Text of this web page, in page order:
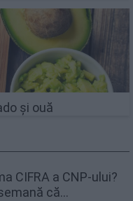
și ouă
CIFRA a CNP-ului?
că...